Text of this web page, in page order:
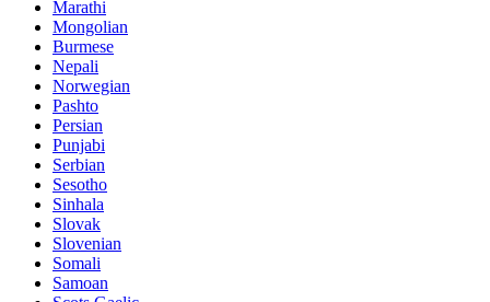
Marathi
Mongolian
Burmese
Nepali
Norwegian
Pashto
Persian
Punjabi
Serbian
Sesotho
Sinhala
Slovak
Slovenian
Somali
Samoan